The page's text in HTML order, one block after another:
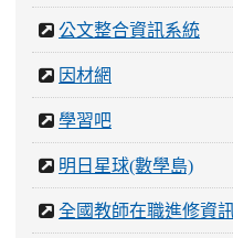
公文整合資訊系統
因材網
學習吧
明日星球(數學島)
全國教師在職進修資